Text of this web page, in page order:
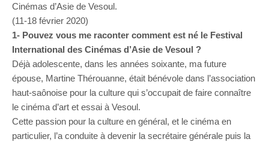
Cinémas d’Asie de Vesoul.
(11-18 février 2020)
1- Pouvez vous me raconter comment est né le Festival
International des Cinémas d’Asie de Vesoul ?
Déjà adolescente, dans les années soixante, ma future
épouse, Martine Thérouanne, était bénévole dans l’association
haut-saônoise pour la culture qui s’occupait de faire connaître
le cinéma d’art et essai à Vesoul.
Cette passion pour la culture en général, et le cinéma en
particulier, l’a conduite à devenir la secrétaire générale puis la